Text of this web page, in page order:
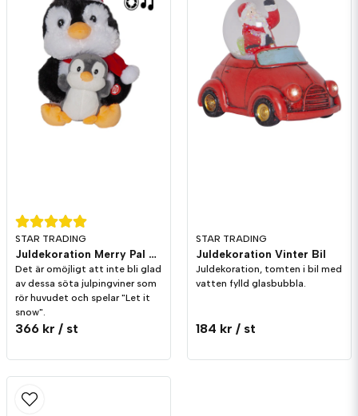
STAR TRADING
Juldekoration Merry Pal Pingvin Melodi/Rörelse
Det är omöjligt att inte bli glad
av dessa söta julpingviner som
rör huvudet och spelar "Let it
snow".
366 kr / st
STAR TRADING
Juldekoration Vinter Bil
Juldekoration, tomten i bil med
vatten fylld glasbubbla.
184 kr / st